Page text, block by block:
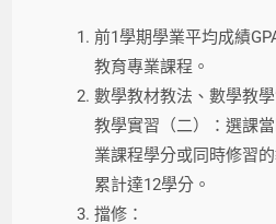
前1學期學業平均成績
教育專業課程。
數學教材教法、數學教
教學實習（二）：選課
業課程學分或同時修習的
累計達12學分。
擋修：